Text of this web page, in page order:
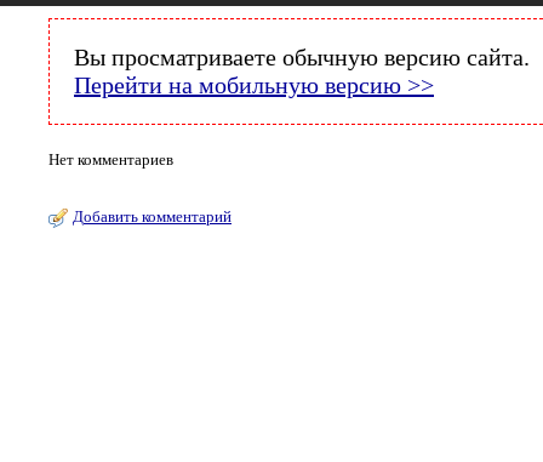
Вы просматриваете обычную версию сайта.
Перейти на мобильную версию >>
Нет комментариев
Добавить комментарий